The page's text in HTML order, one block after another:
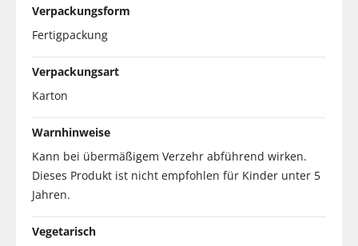
Verpackungsform
Fertigpackung
Verpackungsart
Karton
Warnhinweise
Kann bei übermäßigem Verzehr abführend wirken.
Dieses Produkt ist nicht empfohlen für Kinder unter 5
Jahren.
Vegetarisch